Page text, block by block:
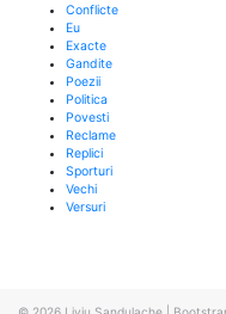
Conflicte
Eu
Exacte
Gandite
Poezii
Politica
Povesti
Reclame
Replici
Sporturi
Vechi
Versuri